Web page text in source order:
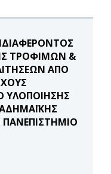
ΤΡΟΦΙΜΩΝ &
ΑΠΟ
ΥΛΟΠΟΙΗΣΗΣ
ΠΑΝΕΠΙΣΤΗΜΙΟ